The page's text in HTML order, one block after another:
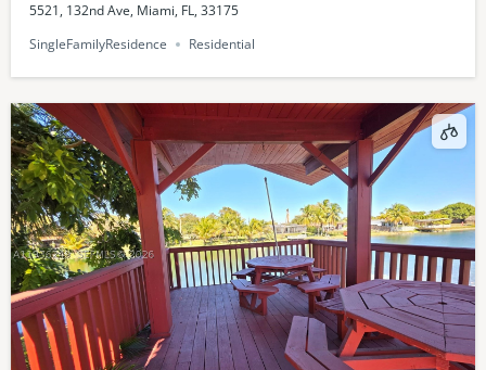
5521, 132nd Ave, Miami, FL, 33175
SingleFamilyResidence
Residential